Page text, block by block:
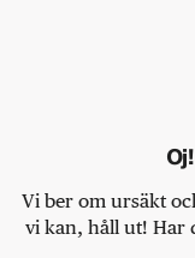
Vi ber om ursäkt
vi kan, håll ut! Har